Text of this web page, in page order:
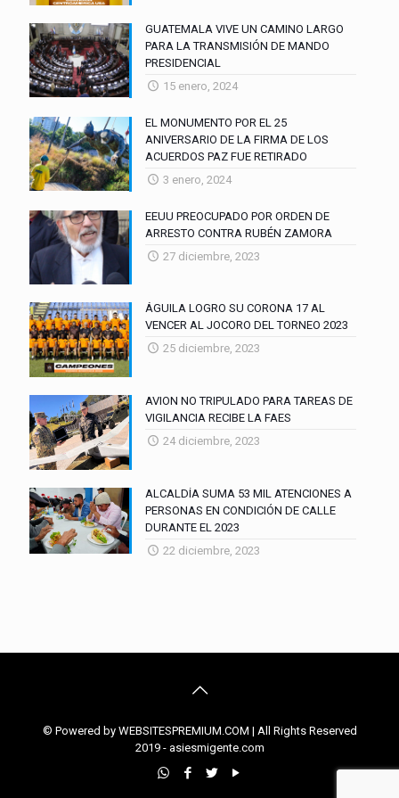
GUATEMALA VIVE UN CAMINO LARGO
PARA LA TRANSMISIÓN DE MANDO
PRESIDENCIAL
15 enero, 2024
EL MONUMENTO POR EL 25
ANIVERSARIO DE LA FIRMA DE LOS
ACUERDOS PAZ FUE RETIRADO
3 enero, 2024
EEUU PREOCUPADO POR ORDEN DE
ARRESTO CONTRA RUBÉN ZAMORA
27 diciembre, 2023
ÁGUILA LOGRO SU CORONA 17 AL
VENCER AL JOCORO DEL TORNEO 2023
25 diciembre, 2023
AVION NO TRIPULADO PARA TAREAS DE
VIGILANCIA RECIBE LA FAES
24 diciembre, 2023
ALCALDÍA SUMA 53 MIL ATENCIONES A
PERSONAS EN CONDICIÓN DE CALLE
DURANTE EL 2023
22 diciembre, 2023
© Powered by WEBSITESPREMIUM.COM | All Rights Reserved
2019 - asiesmigente.com